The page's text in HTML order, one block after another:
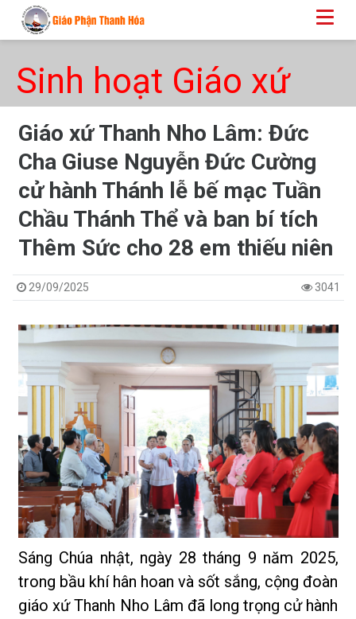
Sinh hoạt Giáo xứ
Giáo xứ Thanh Nho Lâm: Đức
Cha Giuse Nguyễn Đức Cường
cử hành Thánh lễ bế mạc Tuần
Chầu Thánh Thể và ban bí tích
Thêm Sức cho 28 em thiếu niên
29/09/2025 3041
Sáng Chúa nhật, ngày 28 tháng 9 năm 2025,
trong bầu khí hân hoan và sốt sắng, cộng đoàn
giáo xứ Thanh Nho Lâm đã long trọng cử hành